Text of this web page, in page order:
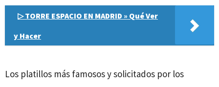
▷ TORRE ESPACIO EN MADRID » Qué Ver
y Hacer
Los platillos más famosos y solicitados por los